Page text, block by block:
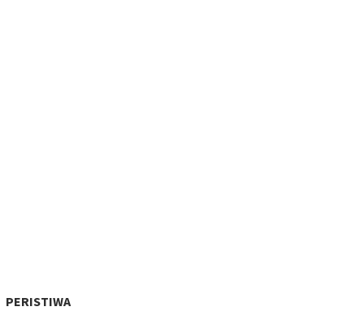
PERISTIWA